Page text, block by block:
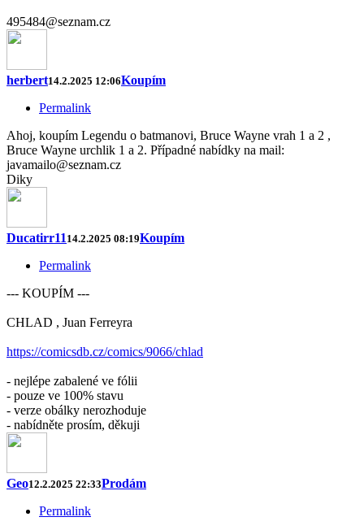
495484@seznam.cz
herbert14.2.2025 12:06Koupím
Permalink
Ahoj, koupím Legendu o batmanovi, Bruce Wayne vrah 1 a 2 ,
Bruce Wayne urchlik 1 a 2. Případné nabídky na mail:
javamailo@seznam.cz
Diky
Ducatirr11 14.2.2025 08:19Koupím
Permalink
--- KOUPÍM ---
CHLAD , Juan Ferreyra
https://comicsdb.cz/comics/9066/chlad
- nejlépe zabalené ve fólii
- pouze ve 100% stavu
- verze obálky nerozhoduje
- nabídněte prosím, děkuji
Geo12.2.2025 22:33Prodám
Permalink